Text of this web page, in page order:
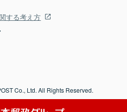
する考え方
Co., Ltd. All Rights Reserved.